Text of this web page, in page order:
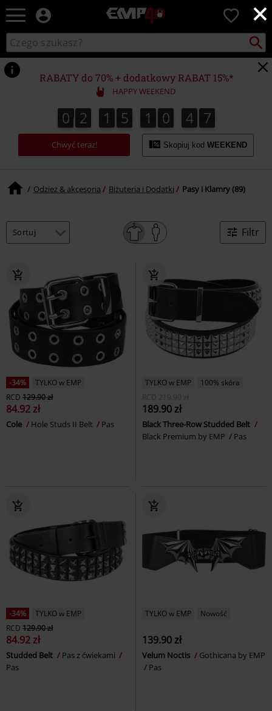
×
EMP
Merch
Fanów:
Muzyki,
Filmów,
Seriali
Gier
Moda
Alternatywna.
0
Wyszukaj
katalog
Szukaj
RABATY do 70% + dodatkowy RABAT 15%*
HAPPY WEEKEND
0
0 2
2 1
1 5
5 1
1 0
0 4
4
4
4 5
6
5
7
6
Chwyć teraz! Skopiuj kod WEEKEND
Odzież & akcesoria Biżuteria i Dodatki Pasy i Klamry (89)
Filtr
-34%
TYLKO w EMP
RCD 129.90 zł
84.92 zł
Cole Hole Studs II Belt Pas
TYLKO w EMP
100% skóra
RCD 219.90 zł
189.90 zł
Black Three-Row Studded Belt
Black Premium by EMP
Pas
-34%
TYLKO w EMP
RCD 129.90 zł
84.92 zł
Studded Belt
Pas z ćwiekami
Pas
TYLKO w EMP Nowość
139.90 zł
Velum Noctis
Gothicana by EMP
Pas